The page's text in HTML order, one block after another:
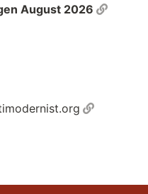
August 2026
Permalink